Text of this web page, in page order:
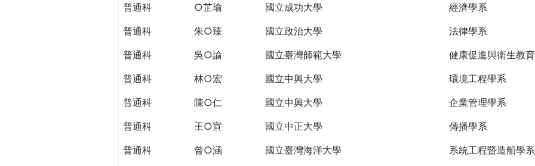
普通科
○芷瑜 國立成功大學
經濟學系
普通科
朱○臻 國立政治大學
法律學系
普通科
吳○諭 國立臺灣師範大學
健康促進與衛生教
普通科
林○宏 國立中興大學
環境工程學系
普通科
陳○仁 國立中興大學
企業管理學系
普通科
王○宣 國立中正大學
傳播學系
普通科
曾○涵 國立臺灣海洋大學 系統工程暨造船學系